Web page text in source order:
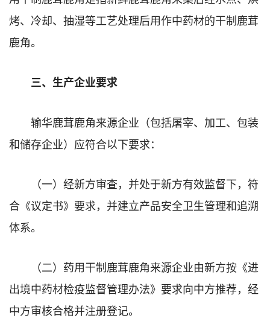
烤、冷却、抽湿等工艺处理后用作中药材的干制鹿茸
鹿角。
三、生产企业要求
输华鹿茸鹿角来源企业（包括屠宰、加工、包装
和储存企业）应符合以下要求：
（一）经新方审查，并处于新方有效监督下，符
合《议定书》要求，并建立产品安全卫生管理和追溯
体系。
（二）药用干制鹿茸鹿角来源企业由新方按《进
出境中药材检疫监督管理办法》要求向中方推荐，经
中方审核合格并注册登记。